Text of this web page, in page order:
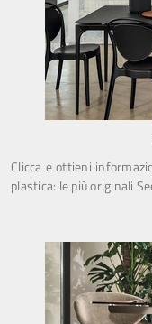
Clicca e ottieni
plastica: le più originali